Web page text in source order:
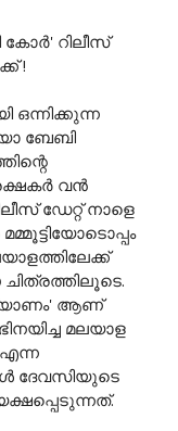
കോർ' റിലീസ്
!
ഒന്നിക്കുന്ന
ബേബി
വൻ
ഡേറ്റ് നാളെ
ആണ്
മലയാള
എന്ന
ദേവസിയുടെ